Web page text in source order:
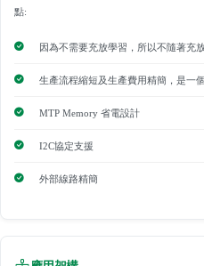
點:
因為不需要充放學習，所以不隨著充
生產流程縮短及生產費用精簡，是一
MTP Memory 省電設計
I2C協定支援
外部線路精簡